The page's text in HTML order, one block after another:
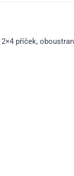
2×4 příček,